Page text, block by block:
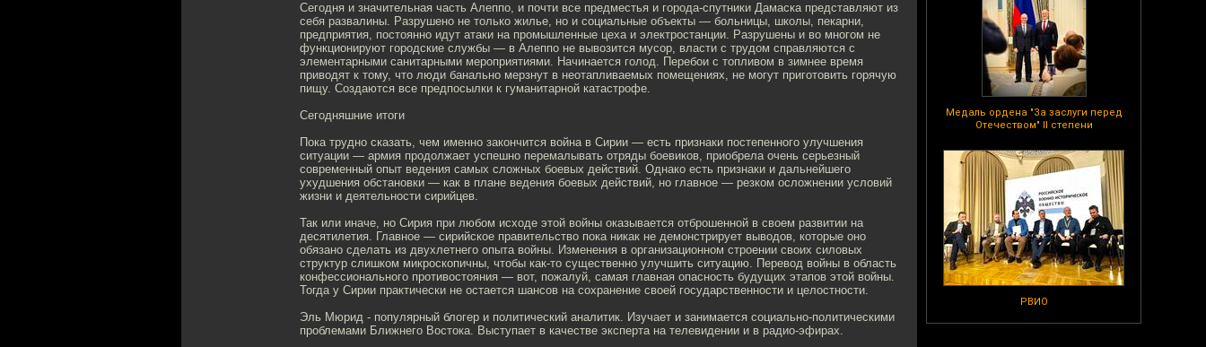
Медаль ордена "За заслуги перед
Отечеством" II степени
РВИО
Сегодня и значительная часть Алеппо, и почти все предместья и города-спутники Дамаска представляют из
себя развалины. Разрушено не только жилье, но и социальные объекты — больницы, школы, пекарни,
предприятия, постоянно идут атаки на промышленные цеха и электростанции. Разрушены и во многом не
функционируют городские службы — в Алеппо не вывозится мусор, власти с трудом справляются с
элементарными санитарными мероприятиями. Начинается голод. Перебои с топливом в зимнее время
приводят к тому, что люди банально мерзнут в неотапливаемых помещениях, не могут приготовить горячую
пищу. Создаются все предпосылки к гуманитарной катастрофе.
Сегодняшние итоги
Пока трудно сказать, чем именно закончится война в Сирии — есть признаки постепенного улучшения
ситуации — армия продолжает успешно перемалывать отряды боевиков, приобрела очень серьезный
современный опыт ведения самых сложных боевых действий. Однако есть признаки и дальнейшего
ухудшения обстановки — как в плане ведения боевых действий, но главное — резком осложнении условий
жизни и деятельности сирийцев.
Так или иначе, но Сирия при любом исходе этой войны оказывается отброшенной в своем развитии на
десятилетия. Главное — сирийское правительство пока никак не демонстрирует выводов, которые оно
обязано сделать из двухлетнего опыта войны. Изменения в организационном строении своих силовых
структур слишком микроскопичны, чтобы как-то существенно улучшить ситуацию. Перевод войны в область
конфессионального противостояния — вот, пожалуй, самая главная опасность будущих этапов этой войны.
Тогда у Сирии практически не остается шансов на сохранение своей государственности и целостности.
Эль Мюрид - популярный блогер и политический аналитик. Изучает и занимается социально-политическими
проблемами Ближнего Востока. Выступает в качестве эксперта на телевидении и в радио-эфирах.